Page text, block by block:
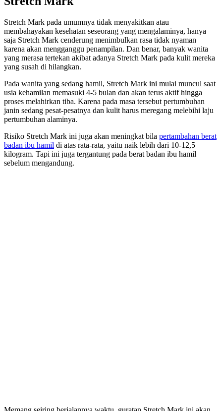
Stretch Mark pada umumnya tidak menyakitkan atau
membahayakan kesehatan seseorang yang mengalaminya, hanya
saja Stretch Mark cenderung menimbulkan rasa tidak nyaman
karena akan mengganggu penampilan. Dan benar, banyak wanita
yang merasa tertekan akibat adanya Stretch Mark pada kulit mereka
yang susah di hilangkan.
Pada wanita yang sedang hamil, Stretch Mark ini mulai muncul saat
usia kehamilan memasuki 4-5 bulan dan akan terus aktif hingga
proses melahirkan tiba. Karena pada masa tersebut pertumbuhan
janin sedang pesat-pesatnya dan kulit harus meregang melebihi laju
pertumbuhan alaminya.
Risiko Stretch Mark ini juga akan meningkat bila pertambahan berat
badan ibu hamil di atas rata-rata, yaitu naik lebih dari 10-12,5
kilogram. Tapi ini juga tergantung pada berat badan ibu hamil
sebelum mengandung.